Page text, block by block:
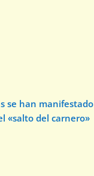
se han manifestado
«salto del carnero»